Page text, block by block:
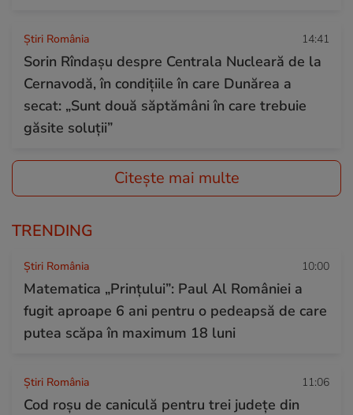
Știri România 14:41
Sorin Rîndașu despre Centrala Nucleară de la
Cernavodă, în condițiile în care Dunărea a
secat: „Sunt două săptămâni în care trebuie
găsite soluții”
Citește mai multe
TRENDING
Știri România 10:00
Matematica „Prințului”: Paul Al României a
fugit aproape 6 ani pentru o pedeapsă de care
putea scăpa în maximum 18 luni
Știri România 11:06
Cod roșu de caniculă pentru trei județe din